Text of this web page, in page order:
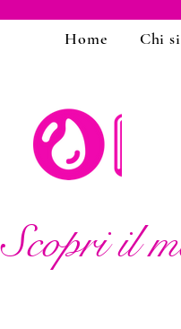
Home Chi
Scopri il